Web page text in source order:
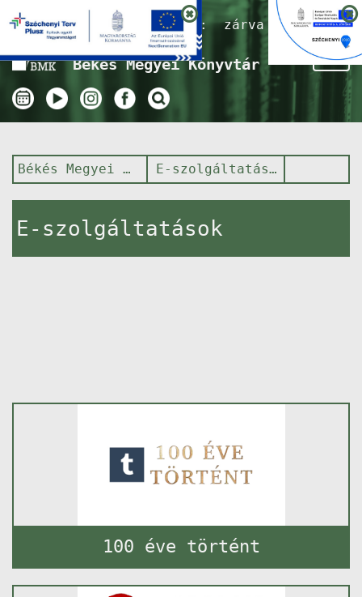
Nyitvatartás ma:zárva
Békés Megyei Könyvtár
Békés Megyei Könyvtár E-szolgáltatások
E-szolgáltatások
100 éve történt